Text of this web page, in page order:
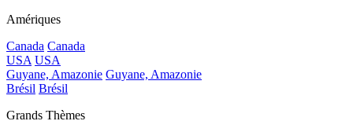
Amériques
Canada Canada
USA USA
Guyane, Amazonie Guyane, Amazonie
Brésil Brésil
Grands Thèmes